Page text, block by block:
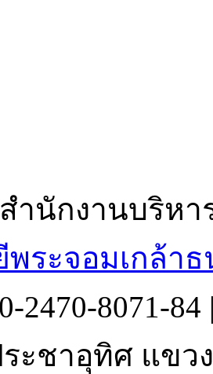
สำนักงานบริห
พระจอมเกล้า
2470-8071-84
ะชาอุทิศ แขว